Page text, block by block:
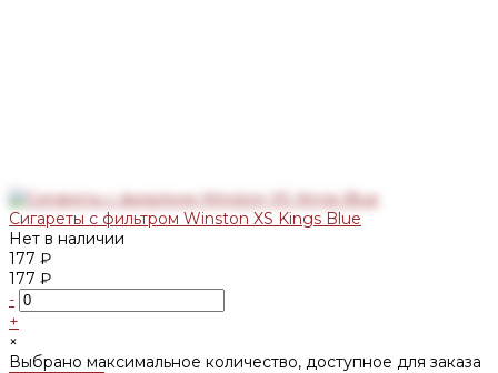
Сигареты с фильтром Winston XS Kings Blue
Нет в наличии
177 ₽
177 ₽
-
+
×
Выбрано максимальное количество, доступное для заказа